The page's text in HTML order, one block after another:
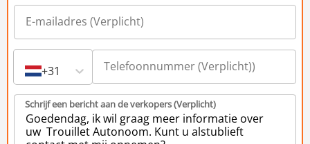
+31
Schrijf een bericht aan de verkopers (Verplicht)